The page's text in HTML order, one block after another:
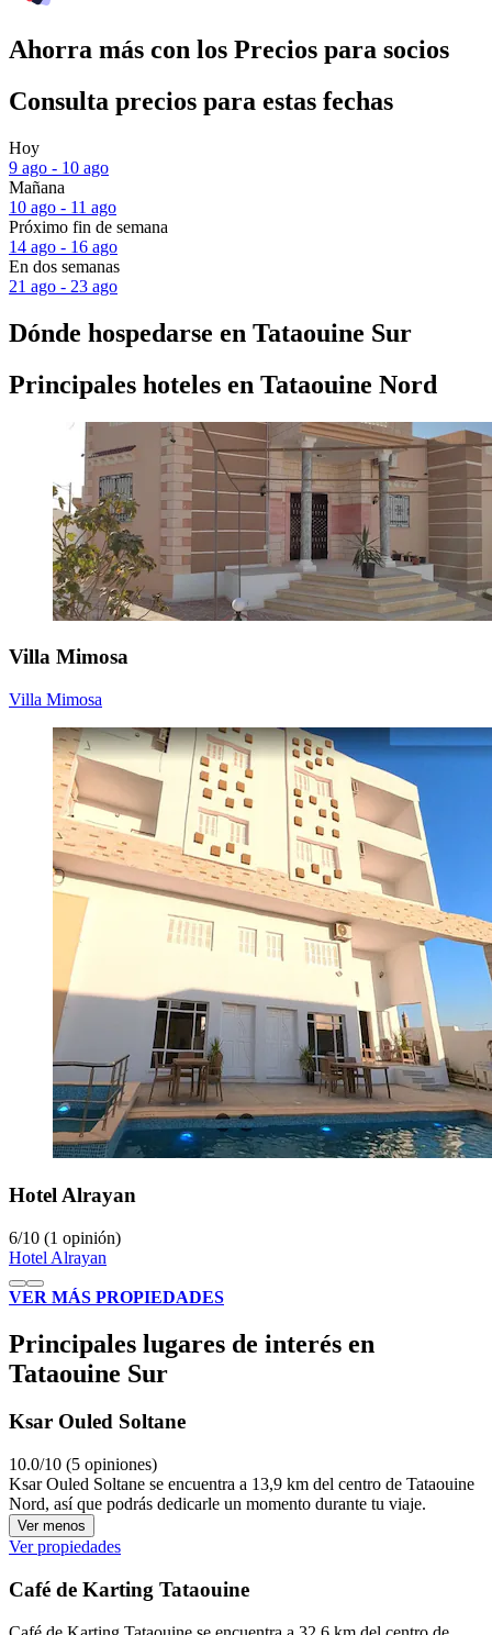
Ahorra más con los Precios para socios
Consulta precios para estas fechas
Hoy
9 ago - 10 ago
Mañana
10 ago - 11 ago
Próximo fin de semana
14 ago - 16 ago
En dos semanas
21 ago - 23 ago
Dónde hospedarse en Tataouine Sur
Principales hoteles en Tataouine Nord
Villa Mimosa
Villa Mimosa
Hotel Alrayan
6/10 (1 opinión)
Hotel Alrayan
VER MÁS PROPIEDADES
Principales lugares de interés en
Tataouine Sur
Ksar Ouled Soltane
10.0/10 (5 opiniones)
Ksar Ouled Soltane se encuentra a 13,9 km del centro de Tataouine
Nord, así que podrás dedicarle un momento durante tu viaje.
Ver menos
Ver propiedades
Café de Karting Tataouine